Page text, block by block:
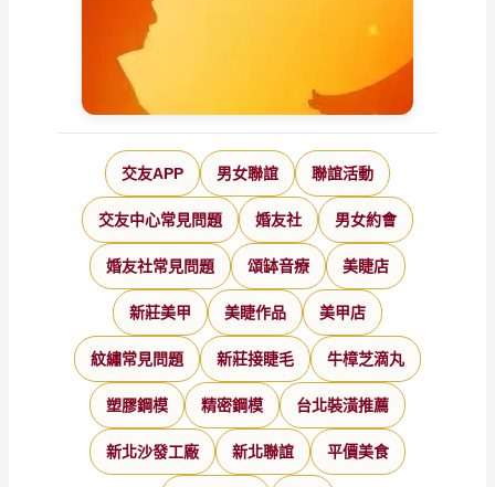
交友APP 男女聯誼 聯誼活動
交友中心常見問題 婚友社 男女約會
婚友社常見問題 頌缽音療 美睫店
新莊美甲 美睫作品 美甲店
紋繡常見問題 新莊接睫毛 牛樟芝滴丸
塑膠鋼模 精密鋼模 台北裝潢推薦
新北沙發工廠 新北聯誼 平價美食